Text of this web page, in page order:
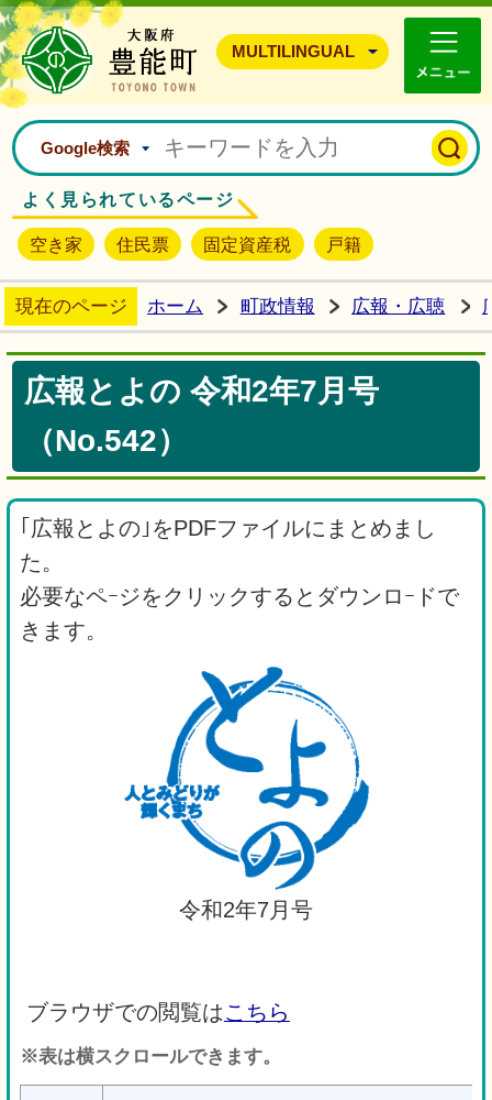
豊能町ホームページ
MULTILINGUAL
Google検索
よく見られているページ
空き家 住民票 固定資産税 戸籍
現在のページ ホーム 町政情報 広報・広聴
広報とよの 令和2年7月号
（No.542）
｢広報とよの｣をPDFファイルにまとめまし
た。
必要なペｰジをクリックするとダウンロｰドで
きます。
令和2年7月号
ブラウザでの閲覧はこちら
※表は横スクロールできます。